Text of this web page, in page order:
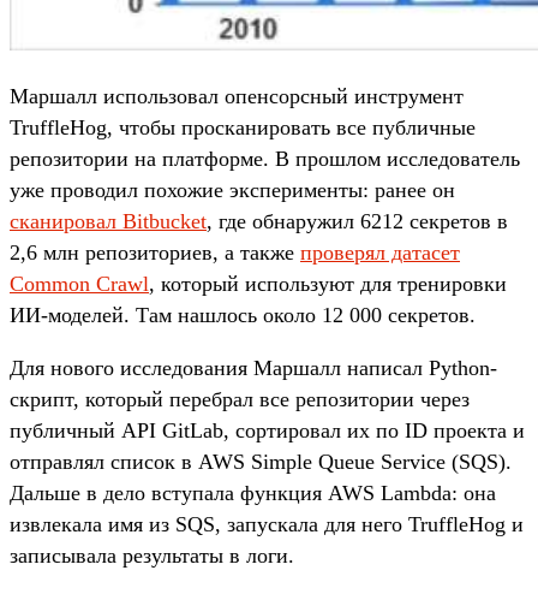
Маршалл использовал опенсорсный инструмент
TruffleHog, чтобы просканировать все публичные
репозитории на платформе. В прошлом исследователь
уже проводил похожие эксперименты: ранее он
сканировал Bitbucket, где обнаружил 6212 секретов в
2,6 млн репозиториев, а также проверял датасет
Common Crawl, который используют для тренировки
ИИ-моделей. Там нашлось около 12 000 секретов.
Для нового исследования Маршалл написал Python-
скрипт, который перебрал все репозитории через
публичный API GitLab, сортировал их по ID проекта и
отправлял список в AWS Simple Queue Service (SQS).
Дальше в дело вступала функция AWS Lambda: она
извлекала имя из SQS, запускала для него TruffleHog и
записывала результаты в логи.